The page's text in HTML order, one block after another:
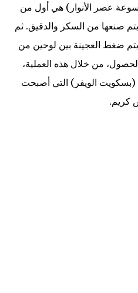
عصر الأنوار) هي أول من
صنعها من السكر والدقيق. ثم
ضغط العجينة بين لوحين من
من خلال هذه العملية،
الويفر) التي أصبحت
كريم.